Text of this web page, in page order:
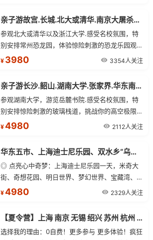
亲子游故宫.长城.北大或清华.南京大屠杀纪念馆.常州恐龙乐园单飞10日
参观北大或清华以及浙江大学.感受名校氛围，特
别安排常州恐龙园，体验惊险刺激的恐龙乐园观青
少年爱国主义教育基地——【南京大屠杀纪念馆】
¥ 3980 3354人关注
亲子游长沙.韶山.湖南大学.张家界.华东南京.木渎.上海单飞12日游
参观湖南大学，游览岳麓书院.感受名校氛围，特
别安排惊险刺激的玻璃栈道，挑战你的高空极限.
特别安排常州恐龙园，体验惊险、刺激、神秘、互
¥4980 2112人关注
华东五市、上海迪士尼乐园、双水乡“乌镇、木渎”武夷山、鼓浪屿、五缘湾、厦门、双飞11日游
◎ 点亮心中奇梦：上海迪士尼乐园一天，米奇大
街、奇想花园、明日世界、梦幻世界、宝藏湾、探
险岛、迪士尼小镇等。
¥4980 2329人关注
【夏令营】上海 南京 无锡 绍兴 苏州 杭州 桂林 阳朔13日游
选择我的理由：0自费！更多参与 更多体验！疯狂